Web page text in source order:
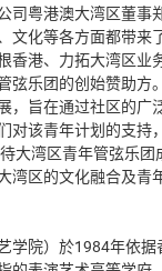
司粤港澳大湾区董事
文化等各方面都带来
香港、力拓大湾区业
弦乐团的创始赞助方
，旨在通过社区的广
对该青年计划的支持
大湾区青年管弦乐
湾区的文化融合及青
学院）於1984年依